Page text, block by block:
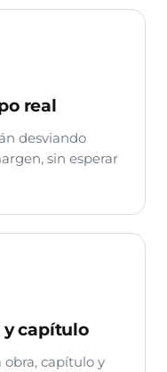
real
desviando
sin esperar
y capítulo
capítulo y